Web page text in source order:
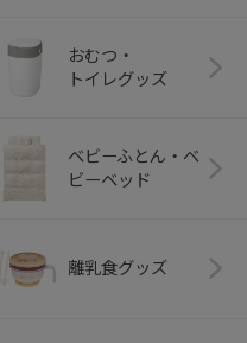
おむつ・
トイレグッズ
ベビーふとん・ベ
ビーベッド
離乳食グッズ